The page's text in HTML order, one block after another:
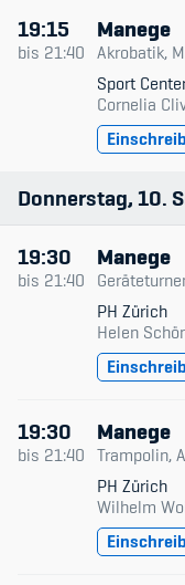
19:15
bis 21:40
Manege
Akrobatik,
Sport
Cornelia
Donnerstag 10
19:30
bis 21:40
Manege
PH Zürich
Helen
19:30
bis 21:40
Manege
Trampolin,
PH Zürich
Wilhelm